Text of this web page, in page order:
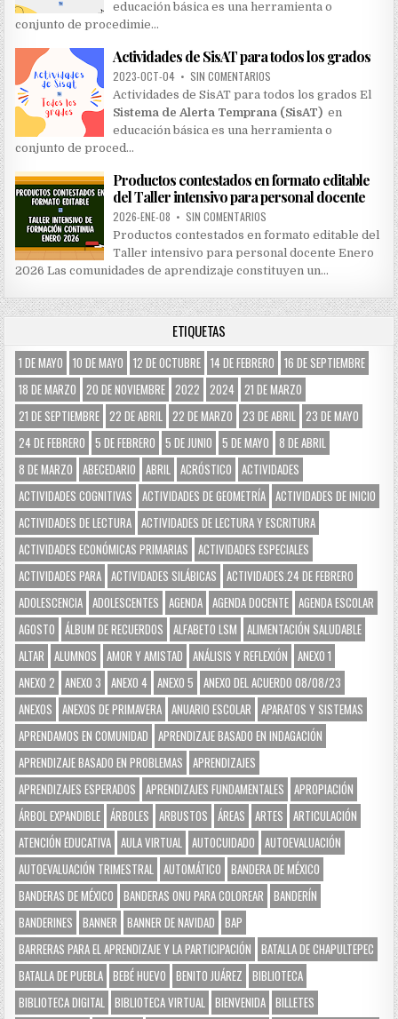
educación básica es una herramienta o
conjunto de procedimie…
Actividades de SisAT para todos los grados
2023-OCT-04 • SIN COMENTARIOS
Actividades de SisAT para todos los grados El
Sistema de Alerta Temprana (SisAT) en
educación básica es una herramienta o
conjunto de proced…
Productos contestados en formato editable
del Taller intensivo para personal docente
2026-ENE-08 • SIN COMENTARIOS
Productos contestados en formato editable del
Taller intensivo para personal docente Enero
2026 Las comunidades de aprendizaje constituyen un…
ETIQUETAS
1 DE MAYO 10 DE MAYO 12 DE OCTUBRE 14 DE FEBRERO
16 DE SEPTIEMBRE
18 DE MARZO
20 DE NOVIEMBRE 2022 2024
21 DE MARZO
21 DE SEPTIEMBRE 22 DE ABRIL 22 DE MARZO 23 DE ABRIL 23 DE MAYO
24 DE FEBRERO
5 DE FEBRERO 5 DE JUNIO 5 DE MAYO
8 DE ABRIL
8 DE MARZO
ABECEDARIO ABRIL ACRÓSTICO
ACTIVIDADES
ACTIVIDADES COGNITIVAS
ACTIVIDADES DE GEOMETRÍA ACTIVIDADES DE INICIO
ACTIVIDADES DE LECTURA ACTIVIDADES DE LECTURA Y ESCRITURA
ACTIVIDADES ECONÓMICAS PRIMARIAS
ACTIVIDADES ESPECIALES
ACTIVIDADES PARA ACTIVIDADES SILÁBICAS
ACTIVIDADES.24 DE FEBRERO
ADOLESCENCIA ADOLESCENTES AGENDA AGENDA DOCENTE AGENDA ESCOLAR
AGOSTO
ÁLBUM DE RECUERDOS ALFABETO LSM
ALIMENTACIÓN SALUDABLE
ALTAR
ALUMNOS AMOR Y AMISTAD ANÁLISIS Y REFLEXIÓN
ANEXO 1
ANEXO 2
ANEXO 3 ANEXO 4 ANEXO 5
ANEXO DEL ACUERDO 08/08/23
ANEXOS
ANEXOS DE PRIMAVERA ANUARIO ESCOLAR
APARATOS Y SISTEMAS
APRENDAMOS EN COMUNIDAD
APRENDIZAJE BASADO EN INDAGACIÓN
APRENDIZAJE BASADO EN PROBLEMAS
APRENDIZAJES
APRENDIZAJES ESPERADOS
APRENDIZAJES FUNDAMENTALES
APROPIACIÓN
ÁRBOL EXPANDIBLE ÁRBOLES ARBUSTOS ÁREAS ARTES
ARTICULACIÓN
ATENCIÓN EDUCATIVA AULA VIRTUAL AUTOCUIDADO
AUTOEVALUACIÓN
AUTOEVALUACIÓN TRIMESTRAL AUTOMÁTICO
BANDERA DE MÉXICO
BANDERAS DE MÉXICO
BANDERAS ONU PARA COLOREAR
BANDERÍN
BANDERINES
BANNER BANNER DE NAVIDAD
BAP
BARRERAS PARA EL APRENDIZAJE Y LA PARTICIPACIÓN
BATALLA DE CHAPULTEPEC
BATALLA DE PUEBLA BEBÉ HUEVO BENITO JUÁREZ
BIBLIOTECA
BIBLIOTECA DIGITAL BIBLIOTECA VIRTUAL BIENVENIDA BILLETES